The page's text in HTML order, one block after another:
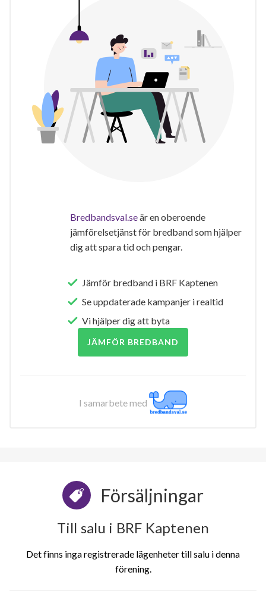
Bredbandsval.seär en oberoende
jämförelsetjänst för bredband som hjälper
dig att spara tid och pengar.
Jämför bredband i BRF Kaptenen
Se uppdaterade kampanjer i realtid
Vi hjälper dig att byta
JÄMFÖR BREDBAND
I samarbete med
Försäljningar
Till salu i BRF Kaptenen
Det finns inga registrerade lägenheter till salu i denna
förening.